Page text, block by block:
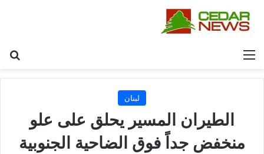
القائمة
لبنان
الطيران المسير يحلق على علو
منخفض جداً فوق الضاحية الجنوبية